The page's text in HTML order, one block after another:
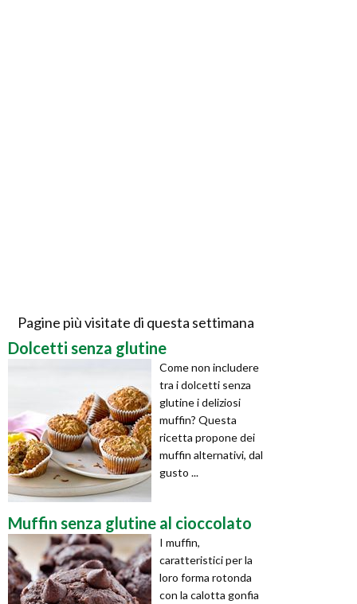
Pagine più visitate di questa settimana
Dolcetti senza glutine
Come non includere
tra i dolcetti senza
glutine i deliziosi
muffin? Questa
ricetta propone dei
muffin alternativi, dal
gusto ...
Muffin senza glutine al cioccolato
I muffin,
caratteristici per la
loro forma rotonda
con la calotta gonfia